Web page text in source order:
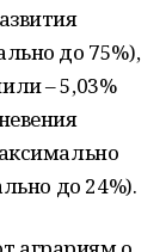
до 75%),
– 5,03%
до 24%).